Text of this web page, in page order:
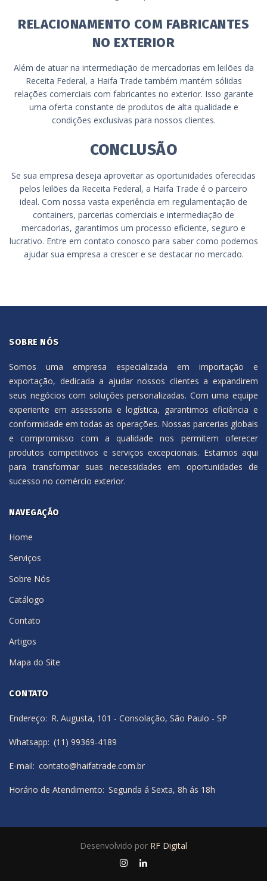
RELACIONAMENTO COM FABRICANTES
NO EXTERIOR
Além de atuar na intermediação de mercadorias em leilões da
Receita Federal, a Haifa Trade também mantém sólidas
relações comerciais com fabricantes no exterior. Isso garante
uma oferta constante de produtos de alta qualidade e
condições exclusivas para nossos clientes.
CONCLUSÃO
Se sua empresa deseja aproveitar as oportunidades oferecidas
pelos leilões da Receita Federal, a Haifa Trade é o parceiro
ideal. Com nossa vasta experiência em regulamentação de
containers, parcerias comerciais e intermediação de
mercadorias, garantimos um processo eficiente, seguro e
lucrativo. Entre em contato conosco para saber como podemos
ajudar sua empresa a crescer e se destacar no mercado.
SOBRE NÓS
Somos uma empresa especializada em importação e
exportação, dedicada a ajudar nossos clientes a expandirem
seus negócios com soluções personalizadas. Com uma equipe
experiente em assessoria e logística, garantimos eficiência e
conformidade em todas as operações. Nossas parcerias globais
e compromisso com a qualidade nos permitem oferecer
produtos competitivos e serviços excepcionais. Estamos aqui
para transformar suas necessidades em oportunidades de
sucesso no comércio exterior.
NAVEGAÇÃO
Home
Serviços
Sobre Nós
Catálogo
Contato
Artigos
Mapa do Site
CONTATO
Endereço R. Augusta, 101 - Consolação, São Paulo - SP
Whatsapp (11) 99369-4189
E-mail contato@haifatrade.com.br
Horário de Atendimento Segunda á Sexta, 8h ás 18h
Desenvolvido por RF Digital